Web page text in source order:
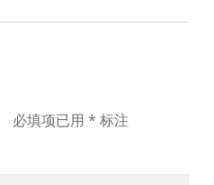
必填项已用 * 标注